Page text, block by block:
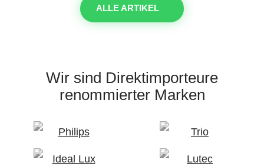
ALLE ARTIKEL
Wir sind Direktimporteure
renommierter Marken